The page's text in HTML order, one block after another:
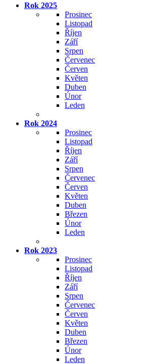
Rok 2025
Prosinec
Listopad
Říjen
Září
Srpen
Červenec
Červen
Květen
Duben
Únor
Leden
Rok 2024
Prosinec
Listopad
Říjen
Září
Srpen
Červenec
Červen
Květen
Duben
Březen
Únor
Leden
Rok 2023
Prosinec
Listopad
Říjen
Září
Srpen
Červenec
Červen
Květen
Duben
Březen
Únor
Leden